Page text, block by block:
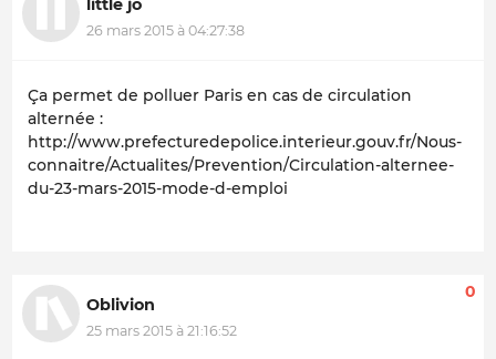
little jo
26 mars 2015 à 04:27:38
Ça permet de polluer Paris en cas de circulation
alternée :
http://www.prefecturedepolice.interieur.gouv.fr/Nous-
connaitre/Actualites/Prevention/Circulation-alternee-
du-23-mars-2015-mode-d-emploi
Oblivion
25 mars 2015 à 21:16:52
0